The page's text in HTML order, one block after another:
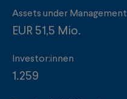
Assets under Management
EUR 51,5 Mio.
Investor:innen
1.259